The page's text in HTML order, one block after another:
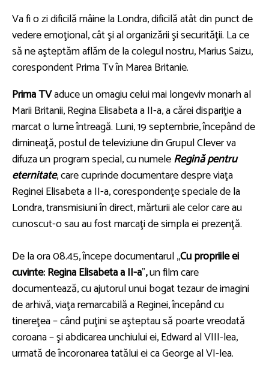
Va fi o zi dificilă mâine la Londra, dificilă atât din punct de
vedere emoţional, cât şi al organizării şi securităţii. La ce
să ne aşteptăm aflăm de la colegul nostru, Marius Saizu,
corespondent Prima Tv în Marea Britanie.
Prima TVaduce un omagiu celui mai longeviv monarh al
Marii Britanii, Regina Elisabeta a II-a, a cărei dispariţie a
marcat o lume întreagă. Luni, 19 septembrie, începând de
dimineaţă, postul de televiziune din Grupul Clever va
difuza un program special, cu numeleRegină pentru
eternitate, care cuprinde documentare despre viaţa
Reginei Elisabeta a II-a, corespondenţe speciale de la
Londra, transmisiuni în direct, mărturii ale celor care au
cunoscut-o sau au fost marcaţi de simpla ei prezenţă.
De la ora 08.45, începe documentarul ,,Cu propriile ei
cuvinte: Regina Elisabeta a II-a”,un film care
documentează, cu ajutorul unui bogat tezaur de imagini
de arhivă, viaţa remarcabilă a Reginei, începând cu
tinereţea – când puţini se aşteptau să poarte vreodată
coroana – şi abdicarea unchiului ei, Edward al VIII-lea,
urmată de încoronarea tatălui ei ca George al VI-lea.